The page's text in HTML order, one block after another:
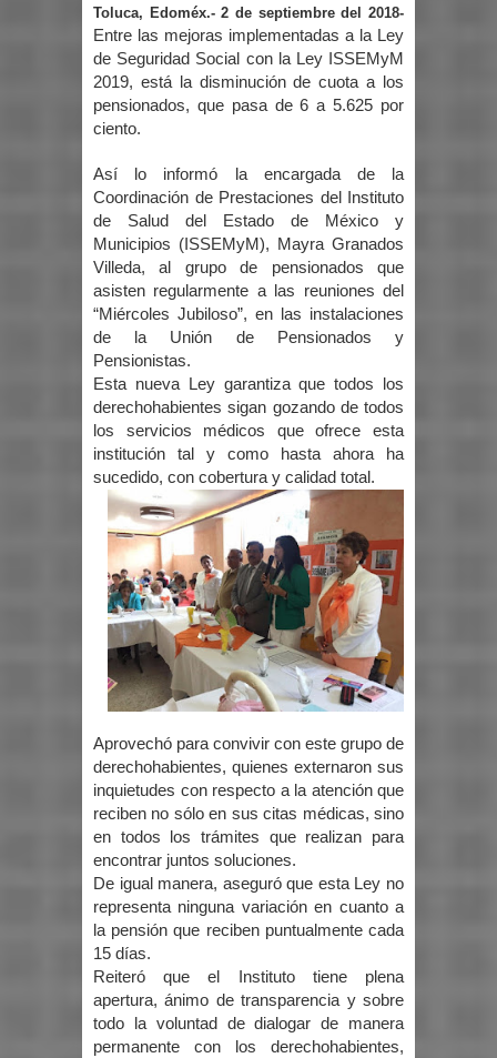
Toluca, Edoméx.- 2 de septiembre del 2018-
Entre las mejoras implementadas a la Ley
de Seguridad Social con la Ley ISSEMyM
2019, está la disminución de cuota a los
pensionados, que pasa de 6 a 5.625 por
ciento.
Así lo informó la encargada de la
Coordinación de Prestaciones del Instituto
de Salud del Estado de México y
Municipios (ISSEMyM), Mayra Granados
Villeda, al grupo de pensionados que
asisten regularmente a las reuniones del
“Miércoles Jubiloso”, en las instalaciones
de la Unión de Pensionados y
Pensionistas.
Esta nueva Ley garantiza que todos los
derechohabientes sigan gozando de todos
los servicios médicos que ofrece esta
institución tal y como hasta ahora ha
sucedido, con cobertura y calidad total.
Aprovechó para convivir con este grupo de
derechohabientes, quienes externaron sus
inquietudes con respecto a la atención que
reciben no sólo en sus citas médicas, sino
en todos los trámites que realizan para
encontrar juntos soluciones.
De igual manera, aseguró que esta Ley no
representa ninguna variación en cuanto a
la pensión que reciben puntualmente cada
15 días.
Reiteró que el Instituto tiene plena
apertura, ánimo de transparencia y sobre
todo la voluntad de dialogar de manera
permanente con los derechohabientes,